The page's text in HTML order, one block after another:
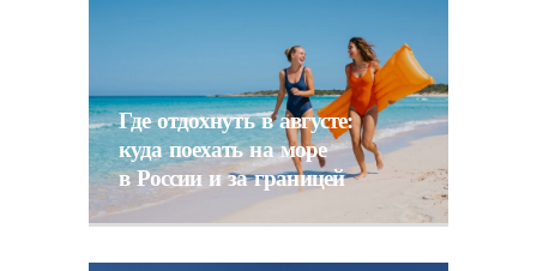
Где отдохнуть в августе:
куда поехать на море
в России и за границей